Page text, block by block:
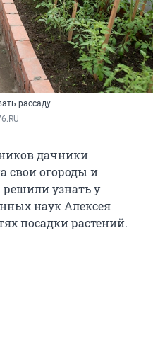
рассаду
дачники
свои огороды и
узнать у
наук Алексея
посадки растений.